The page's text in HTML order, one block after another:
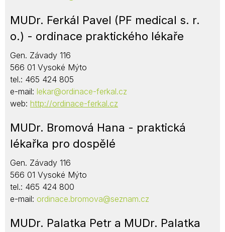
MUDr. Ferkál Pavel (PF medical s. r.
o.) - ordinace praktického lékaře
Gen. Závady 116
566 01 Vysoké Mýto
tel.: 465 424 805
e-mail: lekar@ordinace-ferkal.cz
web: http://ordinace-ferkal.cz
MUDr. Bromová Hana - praktická
lékařka pro dospělé
Gen. Závady 116
566 01 Vysoké Mýto
tel.: 465 424 800
e-mail: ordinace.bromova@seznam.cz
MUDr. Palatka Petr a MUDr. Palatka